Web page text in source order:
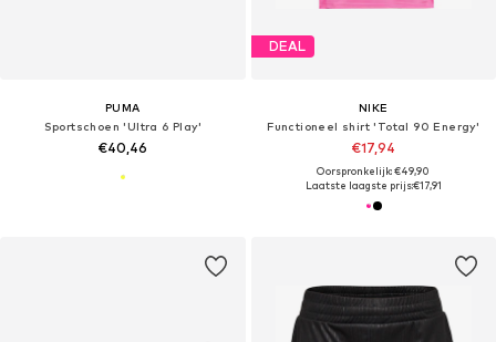
PUMA
Sportschoen 'Ultra 6 Play'
€40,46
DEAL
NIKE
Functioneel shirt 'Total 90 Energy'
€17,94
Oorspronkelijk: €49,90
Laatste laagste prijs:€17,91